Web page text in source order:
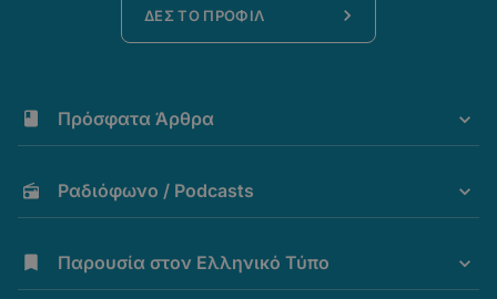
ΔΕΣ ΤΟ ΠΡΟΦΙΛ
Πρόσφατα Άρθρα
Ραδιόφωνο / Podcasts
Παρουσία στον Ελληνικό Τύπο